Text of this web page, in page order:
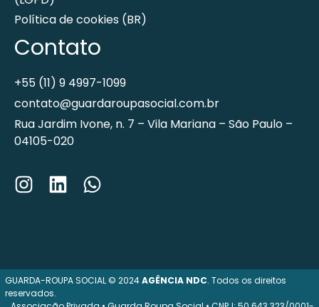
Política de cookies (BR)
Contato
+55 (11) 9 4997-1099
contato@guardaroupasocial.com.br
Rua Jardim Ivone, n. 7 – Vila Mariana – São Paulo –
04105-020
GUARDA-ROUPA SOCIAL © 2024AGÊNCIA NDC. Todos os direitos
reservados.